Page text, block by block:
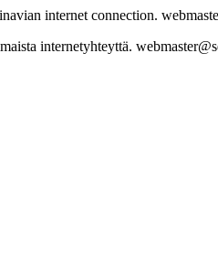
internet connection.
internetyhteyttä.